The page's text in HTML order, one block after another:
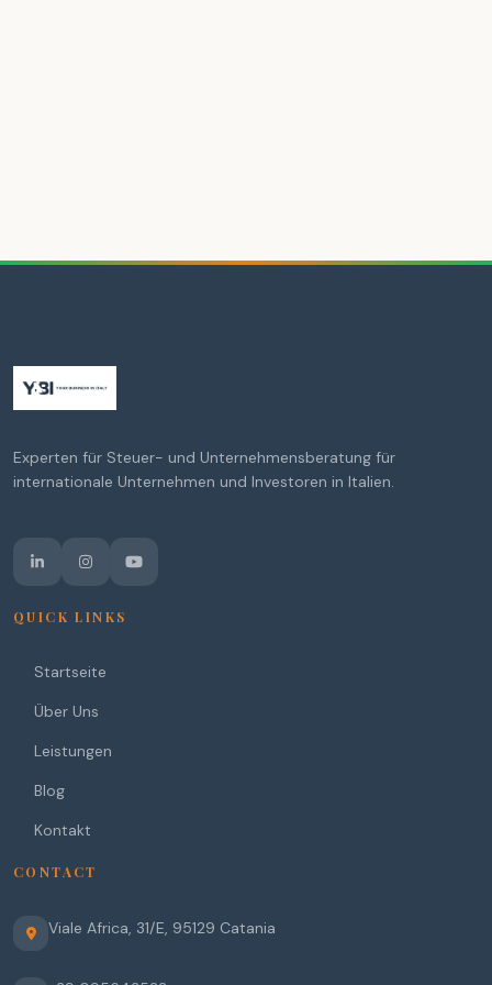
Experten für Steuer- und Unternehmensberatung für
internationale Unternehmen und Investoren in Italien.
QUICK LINKS
Startseite
Über Uns
Leistungen
Blog
Kontakt
CONTACT
Viale Africa, 31/E, 95129 Catania